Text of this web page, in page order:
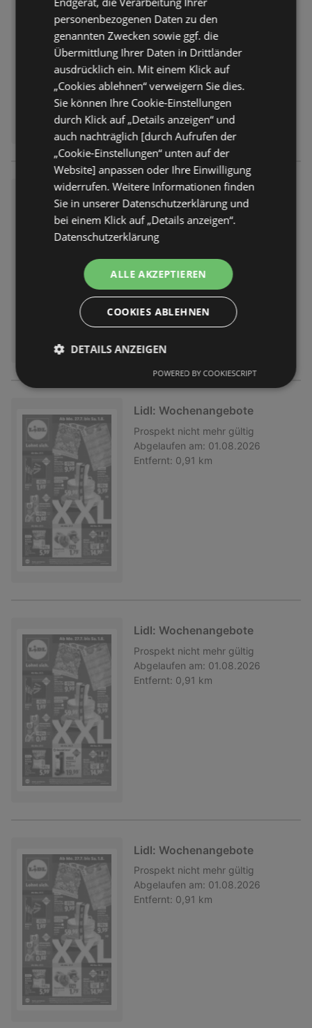
Abgelaufen am:
Entfernt: 0,91 km
Lidl: Wochenangebote
nicht mehr gültig
Abgelaufen am: 01.08.2026
Entfernt:
Lidl: Wochenangebote
Prospekt nicht mehr gültig
Abgelaufen am: 01.08.2026
Entfernt: 0,91 km
Lidl: Wochenangebote
Prospekt nicht mehr gültig
Abgelaufen am: 01.08.2026
Entfernt: 0,91 km
Lidl: Wochenangebote
Prospekt nicht mehr gültig
Abgelaufen am: 01.08.2026
Entfernt: 0,91 km
personenbezogenen Daten zu den
genannten Zwecken sowie ggf. die
Übermittlung Ihrer Daten in Drittländer
ausdrücklich ein. Mit einem Klick auf
„Cookies ablehnen“ verweigern Sie dies.
Sie können Ihre Cookie-Einstellungen
durch Klick auf „Details anzeigen“ und
auch nachträglich [durch Aufrufen der
„Cookie-Einstellungen“ unten auf der
Website] anpassen oder Ihre Einwilligung
widerrufen. Weitere Informationen finden
Sie in unserer Datenschutzerklärung und
bei einem Klick auf „Details anzeigen“.
Datenschutzerklärung
ALLE AKZEPTIEREN
COOKIES ABLEHNEN
DETAILS ANZEIGEN
POWERED BY COOKIESCRIPT